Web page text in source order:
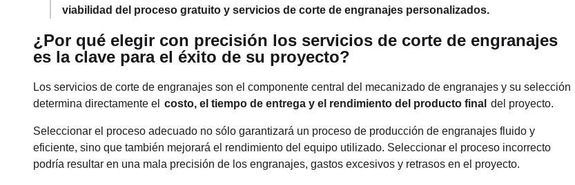
viabilidad del proceso gratuito y servicios de corte de engranajes personalizados.
¿Por qué elegir con precisión los servicios de corte de engranajes
es la clave para el éxito de su proyecto?
Los servicios de corte de engranajes son el componente central del mecanizado de engranajes y su selección
determina directamente el costo, el tiempo de entrega y el rendimiento del producto final del proyecto.
Seleccionar el proceso adecuado no sólo garantizará un proceso de producción de engranajes fluido y
eficiente, sino que también mejorará el rendimiento del equipo utilizado. Seleccionar el proceso incorrecto
podría resultar en una mala precisión de los engranajes, gastos excesivos y retrasos en el proyecto.